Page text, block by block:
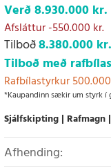
Verð8.930.000 kr.
Afsláttur-550.000 kr.
Tilboð8.380.000 kr.
Tilboð með
Rafbílastyrkur
*Kaupandinn sækir um styrk í
Sjálfskipting Rafmagn
Afhending: